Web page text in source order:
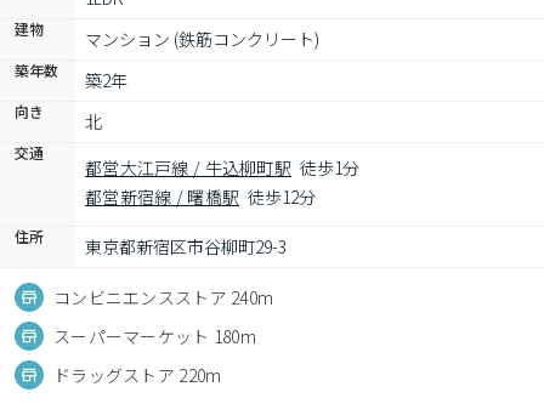
建物 マンション (鉄筋コンクリート)
築年数 築2年
向き 北
交通
都営大江戸線 / 牛込柳町駅 徒歩1分
都営新宿線 / 曙橋駅 徒歩12分
住所 東京都新宿区市谷柳町29-3
コンビニエンスストア 240m
スーパーマーケット 180m
ドラッグストア 220m